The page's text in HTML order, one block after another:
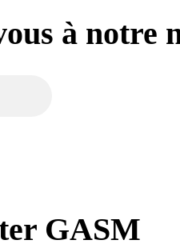
à notre
GASM